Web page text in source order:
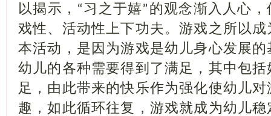
以揭示， “习之于嬉” 的观念渐入人心
戏性、活动性上下功夫。游戏之所以
本活动，是因为游戏是幼儿身心发展
幼儿的各种需要得到了满足，其中包
足，由此带来的快乐作为强化使幼儿
趣，如此循环往复，游戏就成为幼儿